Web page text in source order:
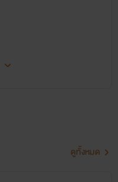
ดูทั้งหมด